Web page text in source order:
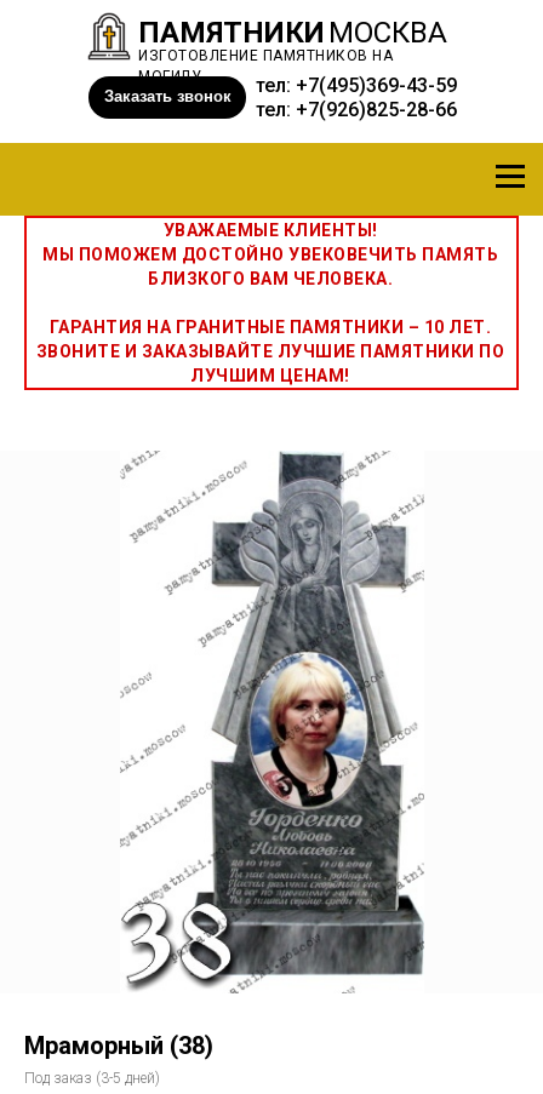
Заказать звонок тел: +7(495)369-43-59
тел: +7(926)825-28-66
ПАМЯТНИКИ МОСКВА
ИЗГОТОВЛЕНИЕ ПАМЯТНИКОВ НА
МОГИЛУ
УВАЖАЕМЫЕ КЛИЕНТЫ!
МЫ ПОМОЖЕМ ДОСТОЙНО УВЕКОВЕЧИТЬ ПАМЯТЬ
БЛИЗКОГО ВАМ ЧЕЛОВЕКА.
ГАРАНТИЯ НА ГРАНИТНЫЕ ПАМЯТНИКИ – 10 ЛЕТ.
ЗВОНИТЕ И ЗАКАЗЫВАЙТЕ ЛУЧШИЕ ПАМЯТНИКИ ПО
ЛУЧШИМ ЦЕНАМ!
Мраморный (38)
Под заказ (3-5 дней)